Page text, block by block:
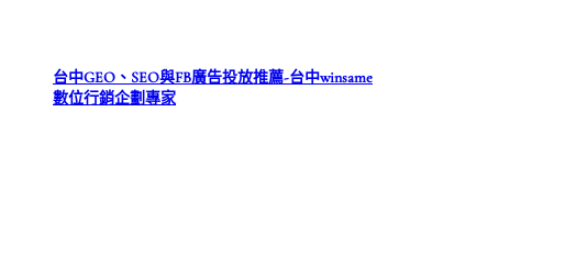
台中GEO、SEO與FB廣告投放推薦-台中winsame
數位行銷企劃專家